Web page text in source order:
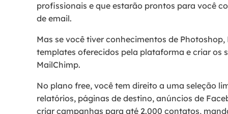
profissionais e que estarão prontos para você
de email.
Mas se você tiver conhecimentos de Photoshop,
templates oferecidos pela plataforma e criar os
MailChimp.
No plano free, você tem direito a uma seleção
relatórios, páginas de destino, anúncios de
criar campanhas para até 2.000 contatos,